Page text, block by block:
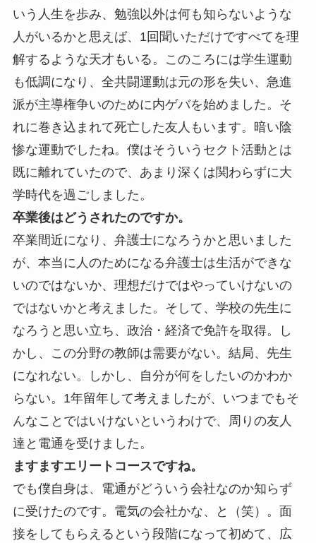
いう人生を歩み、勉強以外は何も知らないような
人がいるかと思えば、1回聞いただけですべてを理
解するような天才もいる。このころには学生運動
も低調になり、全共闘運動は元の形を失い、急進
派が主導権争いのために内ゲバを始めました。そ
れに巻き込まれて死亡した友人もいます。暗い陰
惨な運動でしたね。僕はそういうセクト活動とは
既に離れていたので、あまり深くは関わらずに大
学時代を過ごしました。
卒業後はどうされたのですか。
卒業間近になり、弁護士になろうかと思いました
が、本当に人のためになる弁護士は生活ができな
いのではないか、理想だけではやっていけないの
ではないかと考えました。そして、学校の先生に
なろうと思い立ち、政治・経済で免許を取得。し
かし、この分野の教師は需要がない。結局、先生
になれない。しかし、自分が何をしたいのかわか
らない。1年留年して考えましたが、いつまでもそ
んなことではいけないというわけで、周りの友人
達と電通を受けました。
ますますエリートコースですね。
でも僕自身は、電通がどういう会社なのか知らず
に受けたのです。電気の会社かな、と（笑）。面
接をしてもらえるという段階になって初めて、広